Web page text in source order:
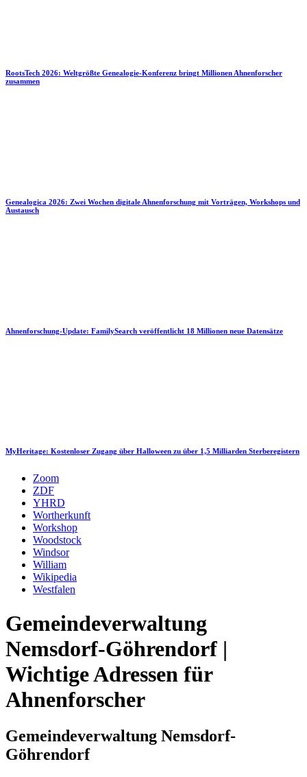
RootsTech 2026: Weltgrößte Genealogie-Konferenz bringt Millionen Ahnenforscher
zusammen
Genealogica 2026: Zwei Wochen digitale Ahnenforschung mit Vorträgen, Workshops und
Austausch
Ahnenforschung-Update: FamilySearch veröffentlicht 18 Millionen neue Datensätze
MyHeritage: Kostenloser Zugang über Halloween zu über 1,5 Milliarden Sterberegistern
Zoom
ZDF
YHRD
Wortherkunft
Workshop
Woodstock
Windsor
William
Wikipedia
Westfalen
Gemeindeverwaltung
Nemsdorf-Göhrendorf |
Wichtige Adressen für
Ahnenforscher
Gemeindeverwaltung Nemsdorf-
Göhrendorf